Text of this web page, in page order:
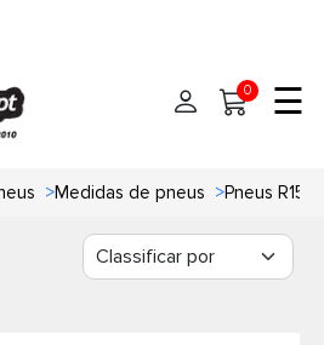
0 ☰
>Medidas de pneus >Pneus R15